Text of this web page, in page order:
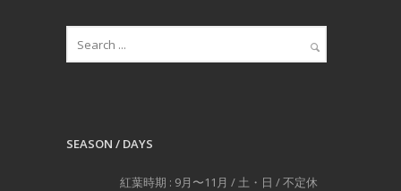
SEASON / DAYS
紅葉時期 : 9月〜11月 / 土・日 / 不定休